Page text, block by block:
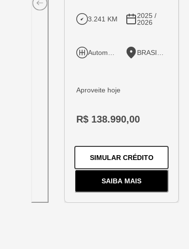
3.241 KM
2025 /
2026
Aproveite hoje
R$ 138.990,00
SIMULAR CRÉDITOPARA O
SAIBA MAIS
SOBRE